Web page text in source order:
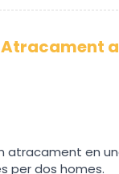
atracament en
per dos homes.